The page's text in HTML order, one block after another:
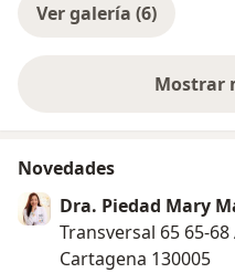
Ver galería (6)
Mostrar
Novedades
Dra. Piedad Mary
Transversal 65 65-
Cartagena 130005